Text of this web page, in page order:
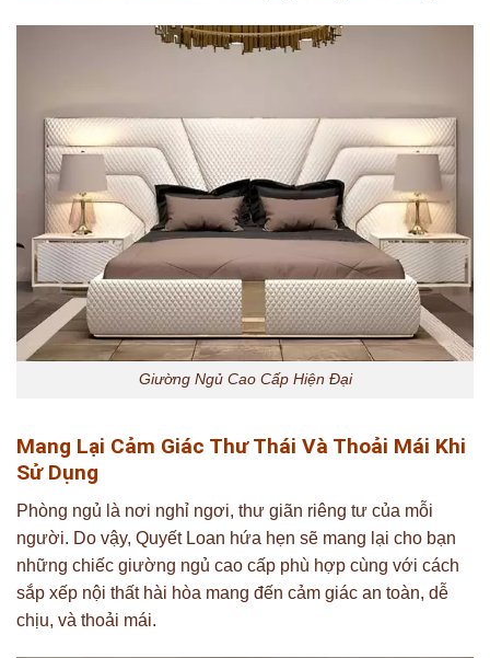
Giường Ngủ Cao Cấp Hiện Đại
Mang Lại Cảm Giác Thư Thái Và Thoải Mái Khi
Sử Dụng
Phòng ngủ là nơi nghỉ ngơi, thư giãn riêng tư của mỗi
người. Do vậy, Quyết Loan hứa hẹn sẽ mang lại cho bạn
những chiếc giường ngủ cao cấp phù hợp cùng với cách
sắp xếp nội thất hài hòa mang đến cảm giác an toàn, dễ
chịu, và thoải mái.